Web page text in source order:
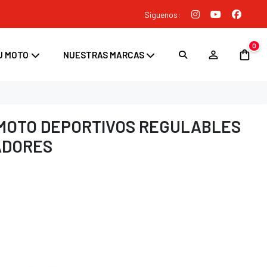
Siguenos:
MOTO NUESTRAS MARCAS
0
DEPORTIVOS REGULABLES